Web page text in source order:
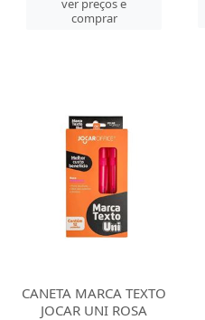
ver preços e
comprar
CANETA MARCA TEXTO
JOCAR UNI ROSA